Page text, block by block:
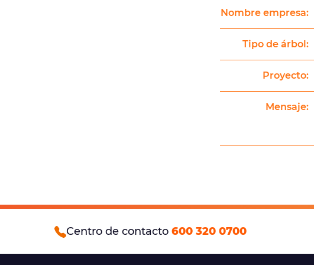
Nombre empresa:
Tipo de árbol:
Proyecto:
Mensaje:
Centro de contacto 600 320 0700